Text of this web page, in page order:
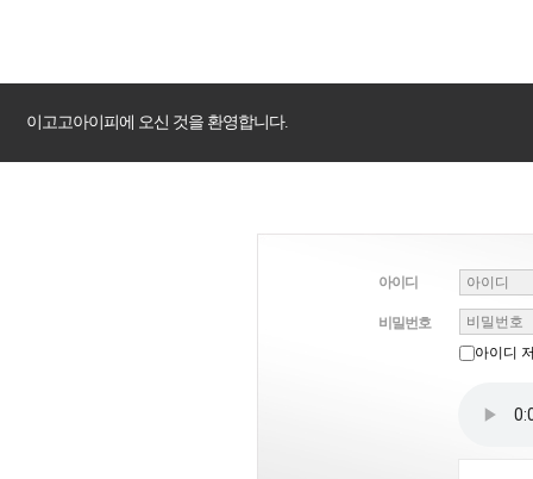
이고고아이피에 오신 것을 환영합니다.
아이디
비밀번호
아이디